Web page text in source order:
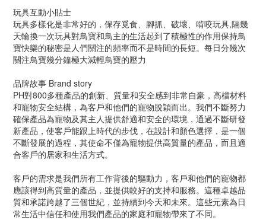
玩具互動小貼士
玩具多樣化是非常好的，保存覓食、腳抓、破壞、啃咬玩具,隔幾
天輪換一次玩具對鳥寶和鳥主的生活起到了積極性的作用保持鳥
寶快樂的秘密是人們關注的頻率而不是時間的長短。每日分幾次
關注鳥寶幾分鐘極大減輕鳥寶的壓力
品牌故事 Brand story
PH對800多種產品的創新、質量和安全感到非常自豪，高檔材料
和寵物安全結構，為客戶和他們的寵物脫穎而出。我們不斷努力
確保產品為寵物及其主人提供舒適和安全的環境，通過不斷研發
新產品，使客戶能跟上時代的步伐，在設計和顏色選擇，是一個
不斷發展的過程，其使命不僅為寵物提供高質量的產品，而且適
合客戶的居家和生活方式。
客戶的需求是我們所有工作背後的驅動力，客戶和他們的寵物都
應該得到高質量的產品，並提供較好的支持和服務。這種卓越品
質和承諾跨越了三個世紀，並持續到今天和未來。這些元素為日
常生活中信任和使用我們產品的家庭和寵物帶來了不同。